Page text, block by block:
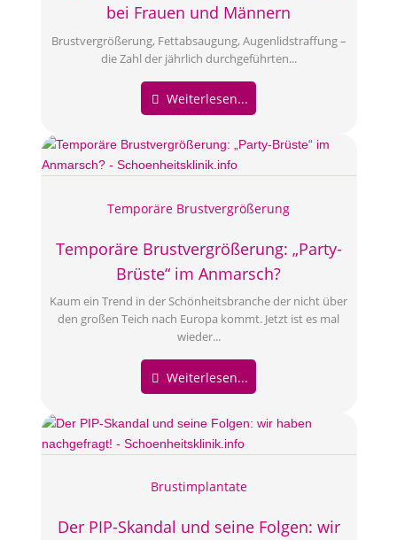
bei Frauen und Männern
Brustvergrößerung, Fettabsaugung, Augenlidstraffung –
die Zahl der jährlich durchgeführten...
Weiterlesen...
Temporäre Brustvergrößerung: „Party-
Brüste“ im Anmarsch?
Temporäre Brustvergrößerung
Kaum ein Trend in der Schönheitsbranche der nicht über
den großen Teich nach Europa kommt. Jetzt ist es mal
wieder...
Weiterlesen...
Der PIP-Skandal und seine Folgen: wir
Brustimplantate